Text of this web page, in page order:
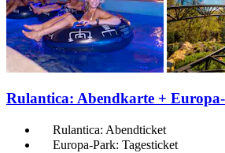
Rulantica: Abendkarte +
Rulantica: Abendticket
Europa-Park: Tagesticket